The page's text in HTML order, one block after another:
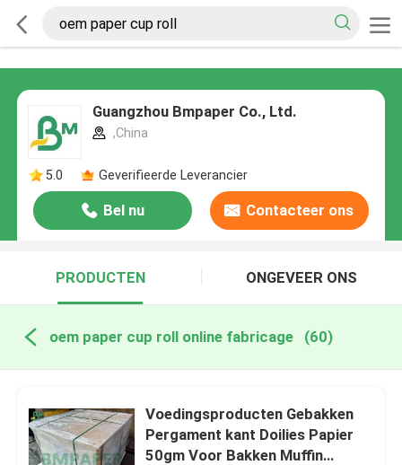
Guangzhou Bmpaper Co., Ltd.
,China
5.0 Geverifieerde Leverancier
Bel nu Contacteer ons
PRODUCTEN ONGEVEER ONS
oem paper cup roll online fabricage (60)
Voedingsproducten Gebakken
Pergament kant Doilies Papier
50gm Voor Bakken Muffin